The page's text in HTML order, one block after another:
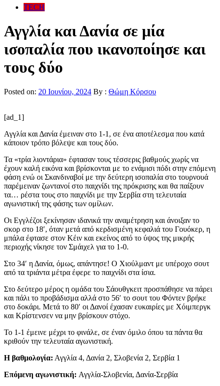
TECH
Αγγλία και Δανία σε μία
ισοπαλία που ικανοποίησε και
τους δύο
Posted on: 20 Ιουνίου, 2024 By : Θώμη Κόρσου
[ad_1]
Αγγλία και Δανία έμειναν στο 1-1, σε ένα αποτέλεσμα που κατά
κάποιον τρόπο βόλεψε και τους δύο.
Τα «τρία λιοντάρια» έφτασαν τους τέσσερις βαθμούς χωρίς να
έχουν καλή εικόνα και βρίσκονται με το ενάμισι πόδι στην επόμενη
φάση ενώ οι Σκανδιναβοί με την δεύτερη ισοπαλία στο τουρνουά
παρέμειναν ζωντανοί στο παιχνίδι της πρόκρισης και θα παίξουν
τα… ρέστα τους στο παιχνίδι με την Σερβία στη τελευταία
αγωνιστική της φάσης των ομίλων.
Οι Εγγλέζοι ξεκίνησαν ιδανικά την αναμέτρηση και άνοιξαν το
σκορ στο 18′, όταν μετά από κερδισμένη κεφαλιά του Γουόκερ, η
μπάλα έφτασε στον Κέιν και εκείνος από το ύψος της μικρής
περιοχής νίκησε τον Σμάιχελ για το 1-0.
Στο 34′ η Δανία, όμως, απάντησε! Ο Χιούλμαντ με υπέροχο σουτ
από τα τριάντα μέτρα έφερε το παιχνίδι στα ίσια.
Στο δεύτερο μέρος η ομάδα του Σάουθγκειτ προσπάθησε να πάρει
και πάλι το προβάδισμα αλλά στο 56′ το σουτ του Φόντεν βρήκε
στο δοκάρι. Μετά το 80′ οι Δανοί έχασαν ευκαιρίες με Χόιμπεργκ
και Κρίστενσεν να μην βρίσκουν στόχο.
Το 1-1 έμεινε μέχρι το φινάλε, σε έναν όμιλο όπου τα πάντα θα
κριθούν την τελευταία αγωνιστική.
Η βαθμολογία: Αγγλία 4, Δανία 2, Σλοβενία 2, Σερβία 1
Επόμενη αγωνιστική: Αγγλία-Σλοβενία, Δανία-Σερβία